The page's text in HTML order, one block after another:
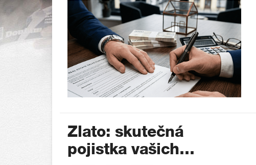
Zlato: skutečná
pojistka vašich…